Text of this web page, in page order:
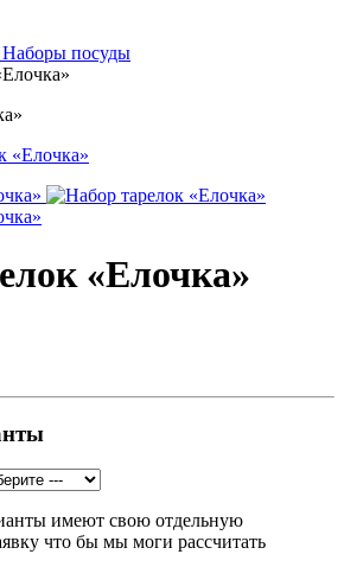
Наборы посуды
«Елочка»
имеют свою отдельную
что бы мы моги рассчитать